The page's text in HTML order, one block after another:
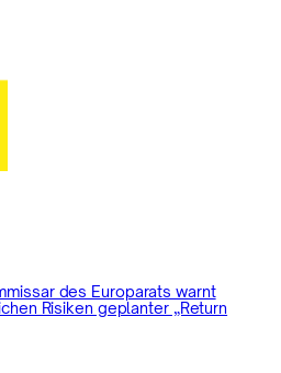
des Europarats warnt
Risiken geplanter „Return